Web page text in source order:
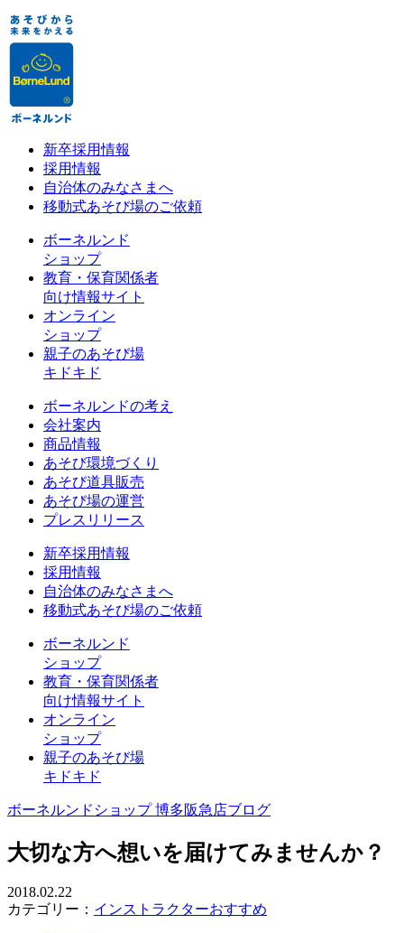
新卒採用情報
採用情報
自治体のみなさまへ
移動式あそび場のご依頼
ボーネルンド
ショップ
教育・保育関係者
向け情報サイト
オンライン
ショップ
親子のあそび場
キドキド
ボーネルンドの考え
会社案内
商品情報
あそび環境づくり
あそび道具販売
あそび場の運営
プレスリリース
新卒採用情報
採用情報
自治体のみなさまへ
移動式あそび場のご依頼
ボーネルンド
ショップ
教育・保育関係者
向け情報サイト
オンライン
ショップ
親子のあそび場
キドキド
ボーネルンドショップ 博多阪急店ブログ
大切な方へ想いを届けてみませんか？
2018.02.22
カテゴリー： インストラクターおすすめ